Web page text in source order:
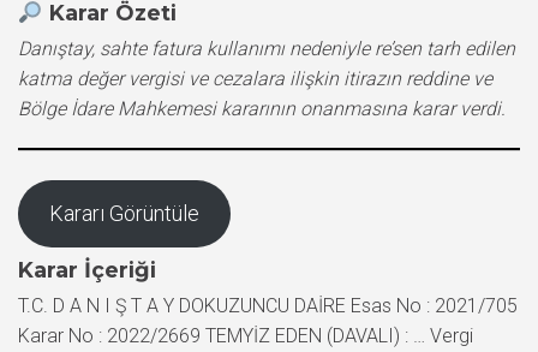
Karar Özeti
Danıştay, sahte fatura kullanımı nedeniyle re’sen tarh edilen
katma değer vergisi ve cezalara ilişkin itirazın reddine ve
Bölge İdare Mahkemesi kararının onanmasına karar verdi.
Kararı Görüntüle
Karar İçeriği
T.C. D A N I Ş T A Y DOKUZUNCU DAİRE Esas No : 2021/705
Karar No : 2022/2669 TEMYİZ EDEN (DAVALI) : … Vergi